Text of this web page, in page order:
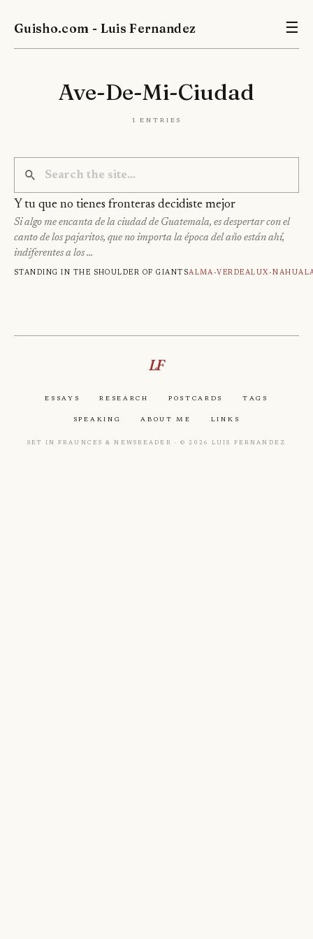
Guisho.com - Luis Fernandez ☰
Ave-De-Mi-Ciudad
1 entries
Y tu que no tienes fronteras decidiste mejor
Si algo me encanta de la ciudad de Guatemala, es despertar con el
canto de los pajaritos, que no importa la época del año están ahí,
indiferentes a los …
Standing in the shoulder of giantsAlma-VerdeAlux-Nahual
LF
Essays Research Postcards Tags
Speaking About Me Links
Set in Fraunces & Newsreader · © 2026 Luis Fernandez